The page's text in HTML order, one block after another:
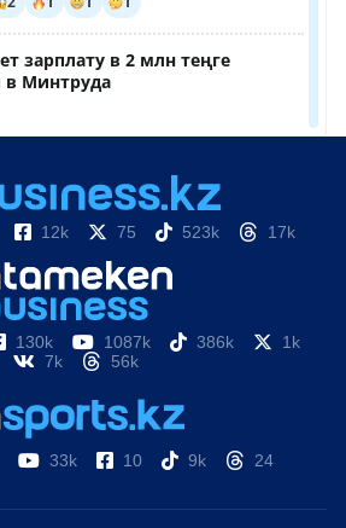
12k 75 523k 17k
130k 1087k 386k
1k
7k
56k
33k 10 9k 24